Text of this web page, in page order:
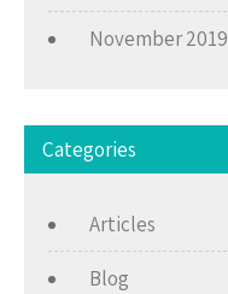
November 2019
Categories
Articles
Blog